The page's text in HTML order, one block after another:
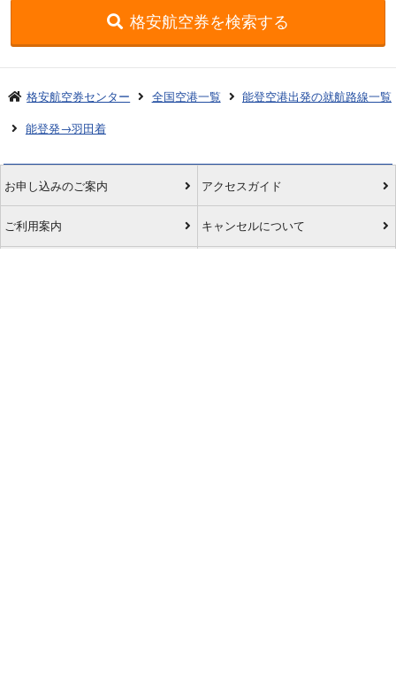
格安航空券を検索する
格安航空券センター 全国空港一覧
能登空港出発の就航路線一覧
能登発→羽田着
お申し込みのご案内 アクセスガイド
ご利用案内 キャンセルについて